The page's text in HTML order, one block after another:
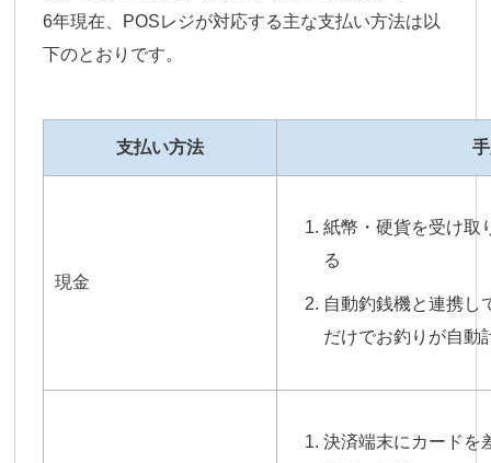
6年現在、POSレジが対応する主な支払い方法は以
下のとおりです。
支払い方法
現金
紙幣・硬貨を受け取
る
自動釣銭機と連携し
だけでお釣りが自動
決済端末にカードを